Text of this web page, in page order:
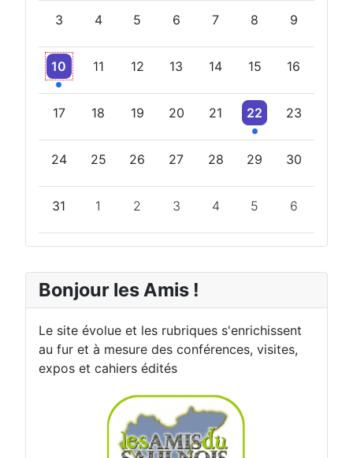
Bonjour les Amis !
Le site évolue et les rubriques s'enrichissent
au fur et à mesure des conférences, visites,
expos et cahiers édités
3 4 5 6 7 8 9
10
Un évènement
11 12 13 14 15 16
17 18 19 20 21 22
Un évènement
23
24 25 26 27 28 29 30
31 1 2 3 4 5 6